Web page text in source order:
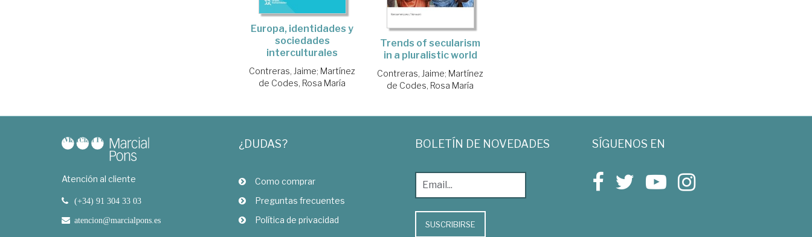
Europa, identidades y
sociedades
interculturales
Contreras, Jaime; Martínez
de Codes, Rosa María
Trends of secularism
in a pluralistic world
Contreras, Jaime; Martínez
de Codes, Rosa María
Atención al cliente
(+34) 91 304 33 03
atencion@marcialpons.es
¿DUDAS?
Como comprar
Preguntas frecuentes
Política de privacidad
BOLETÍN DE NOVEDADES
SUSCRIBIRSE
SÍGUENOS EN